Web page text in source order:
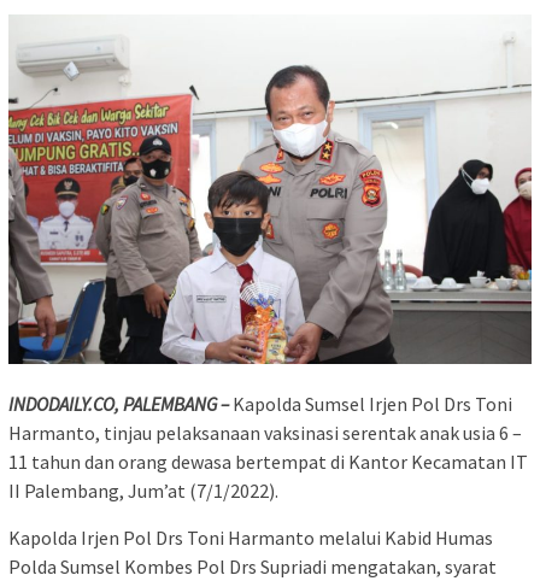
INDODAILY.CO, PALEMBANG – Kapolda Sumsel Irjen Pol Drs Toni
Harmanto, tinjau pelaksanaan vaksinasi serentak anak usia 6 –
11 tahun dan orang dewasa bertempat di Kantor Kecamatan IT
II Palembang, Jum’at (7/1/2022).
Kapolda Irjen Pol Drs Toni Harmanto melalui Kabid Humas
Polda Sumsel Kombes Pol Drs Supriadi mengatakan, syarat